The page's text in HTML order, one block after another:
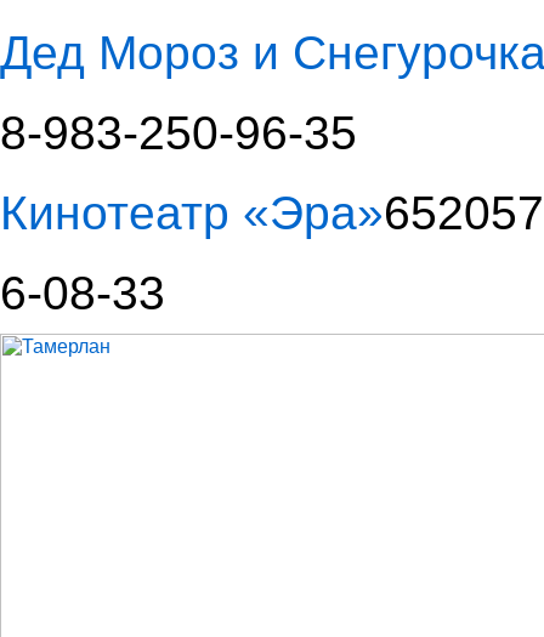
Дед Мороз и
8-983-250-96-35
Кинотеатр «Эра»
6-08-33